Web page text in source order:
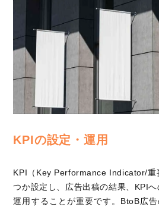
KPIの設定・運用
KPI（Key Performance Indicator/重
つか設定し、広告出稿の結果、KPI
運用することが重要です。BtoB広